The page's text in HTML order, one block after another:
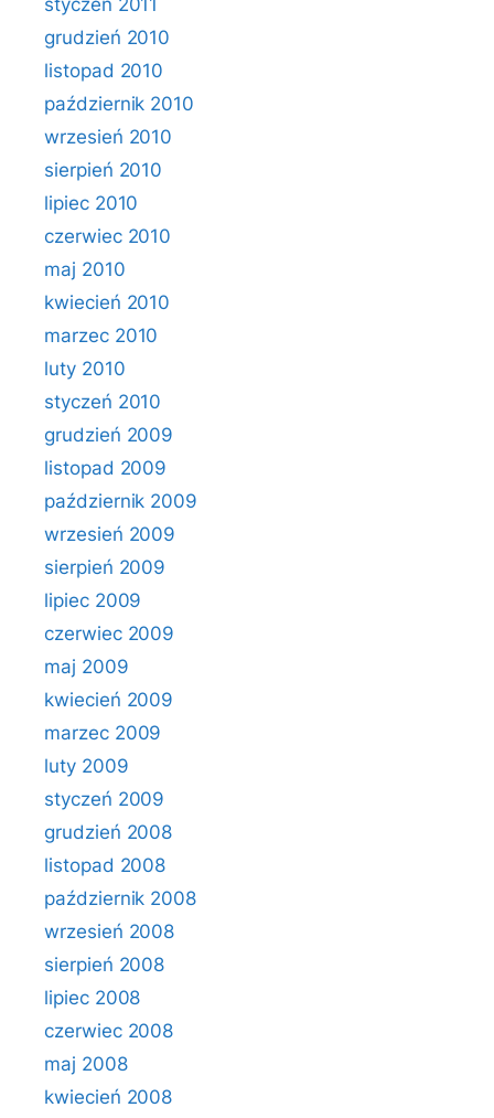
styczeń 2011
grudzień 2010
listopad 2010
październik 2010
wrzesień 2010
sierpień 2010
lipiec 2010
czerwiec 2010
maj 2010
kwiecień 2010
marzec 2010
luty 2010
styczeń 2010
grudzień 2009
listopad 2009
październik 2009
wrzesień 2009
sierpień 2009
lipiec 2009
czerwiec 2009
maj 2009
kwiecień 2009
marzec 2009
luty 2009
styczeń 2009
grudzień 2008
listopad 2008
październik 2008
wrzesień 2008
sierpień 2008
lipiec 2008
czerwiec 2008
maj 2008
kwiecień 2008